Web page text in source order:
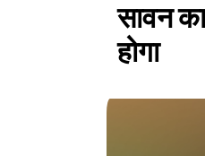
सावन
होगा